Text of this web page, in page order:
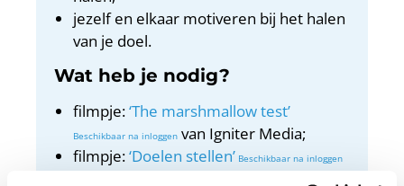
jezelf en elkaar motiveren bij het halen
van je doel.
Wat heb je nodig?
filmpje:‘The marshmallow test’
van Igniter Media;
filmpje:‘Doelen stellen’